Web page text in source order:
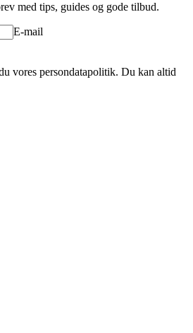
med tips, guides og gode tilbud.
E-mail
vores persondatapolitik. Du kan altid